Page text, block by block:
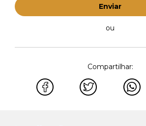
Enviar
ou
Compartilhar: